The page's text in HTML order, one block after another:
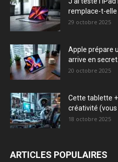
remplace-t-elle
29 octobre 2025
Apple prépare
arrive en
20 octobre 2025
Cette tablette
créativité (vous
18 octobre 2025
ARTICLES POPULAIRES